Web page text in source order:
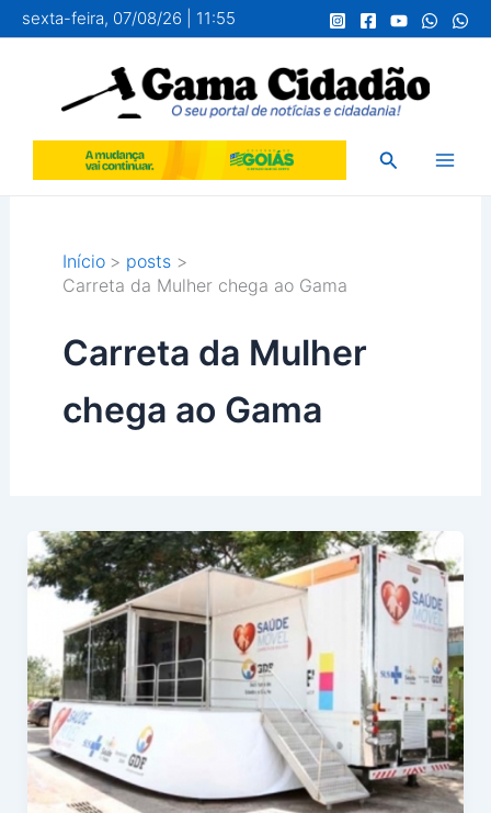
para
conteúdo
sexta-feira, 07/08/26 | 11:55
Pesquisar
Início
posts
Carreta da Mulher chega ao Gama
Carreta da Mulher
chega ao Gama